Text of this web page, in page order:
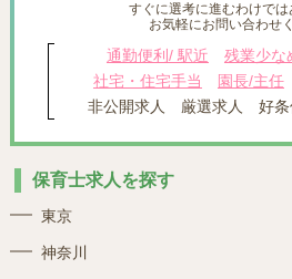
すぐに選考に進むわけでは
お気軽にお問い合わせ
通勤便利/ 駅近 残業少な
社宅・住宅手当
園長/主任
非公開求人
厳選求人 好
保育士求人を探す
東京
神奈川